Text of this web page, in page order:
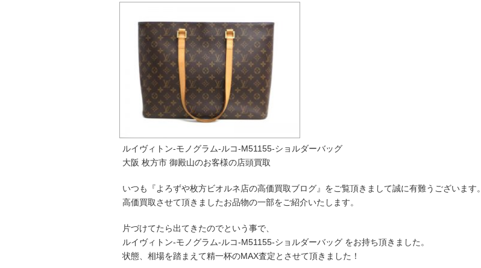
ルイヴィトン-モノグラム-ルコ-M51155-ショルダーバッグ
大阪 枚方市 御殿山のお客様の店頭買取
いつも『よろずや枚方ビオルネ店の高価買取ブログ』をご覧頂きまして誠に有難うございます。
高価買取させて頂きましたお品物の一部をご紹介いたします。
片づけてたら出てきたのでという事で、
ルイヴィトン-モノグラム-ルコ-M51155-ショルダーバッグ をお持ち頂きました。
状態、相場を踏まえて精一杯のMAX査定とさせて頂きました！